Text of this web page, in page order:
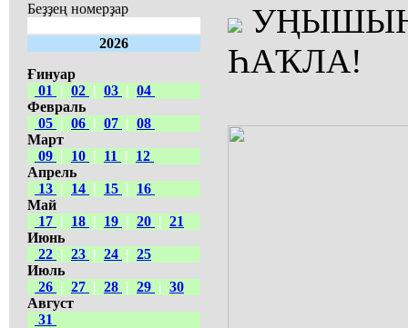
Беҙҙең номерҙар
2026
Ғинуар
01
| 02 | 03 | 04
Февраль
05 | 06 | 07 | 08
Март
09 | 10 | 11 |
12
Апрель
13 | 14 | 15 |
16
Май
17 | 18 | 19 | 20 | 21
Июнь
22 | 23 | 24 | 25
Июль
26 | 27 | 28 | 29 | 30
Август
31
ҺАҠЛА!